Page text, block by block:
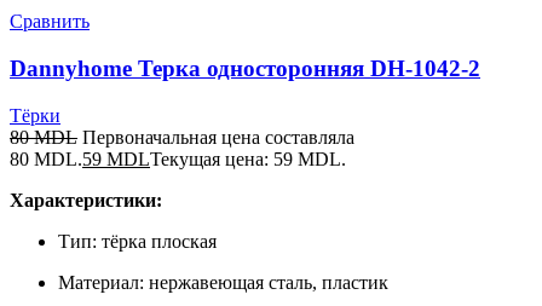
Сравнить
Dannyhome Терка односторонняя DH-1042-2
Тёрки
80MDL Первоначальная цена составляла
80 MDL.59 MDLТекущая цена: 59 MDL.
Характеристики:
Тип: тёрка плоская
Материал: нержавеющая сталь, пластик